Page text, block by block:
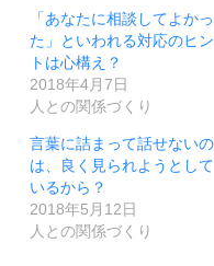
す) ィ
ン
ド
ウ
開
き
ま
「あなたに相談してよかっ
た」といわれる対応のヒン
トは心構え？
2018年4月7日
人との関係づくり
言葉に詰まって話せないの
は、良く見られようとして
いるから？
2018年5月12日
人との関係づくり